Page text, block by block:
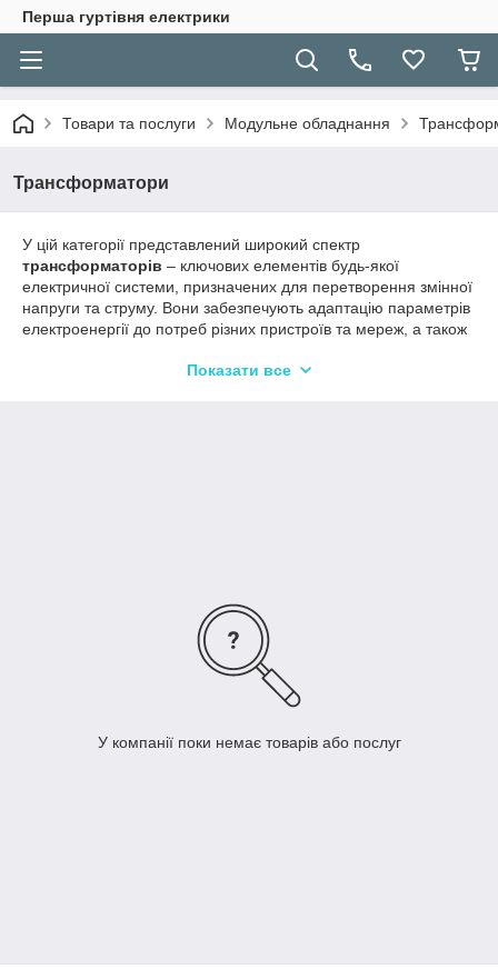
Перша гуртівня електрики
Товари та послуги Модульне обладнання
Трансформатори
У цій категорії представлений широкий спектр
трансформаторів – ключових елементів будь-якої
електричної системи, призначених для перетворення змінної
напруги та струму. Вони забезпечують адаптацію параметрів
електроенергії до потреб різних пристроїв та мереж, а також
Показати все
У компанії поки немає товарів або послуг